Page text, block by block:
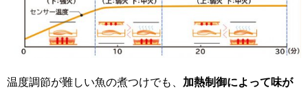
温度調節が難しい魚の煮つけでも、 加熱制御によって味が